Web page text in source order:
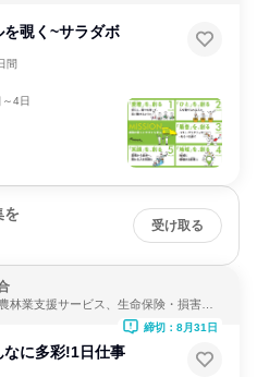
を覗く~サラダボ
間
4日
を
受け取る
林業支援サービス、生命保険・損害保
なに多彩!1日仕事
締切：8月31日